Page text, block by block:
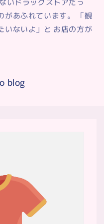
があふれています。 「観
いないよ」と お店の方が
blog